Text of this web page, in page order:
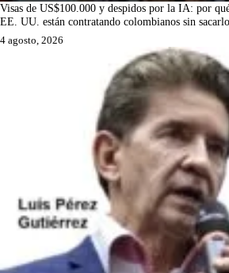
Visas de US$100.000 y despidos por la IA: por
EE. UU. están contratando colombianos sin
4 agosto, 2026